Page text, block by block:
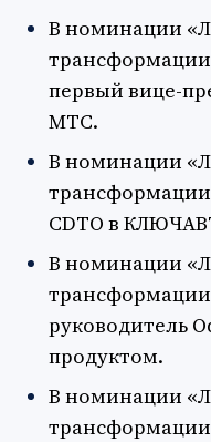
В номинации
первый вице-
МТС.
В номинации
CDTO в
В номинации
руководитель
продуктом.
В номинации